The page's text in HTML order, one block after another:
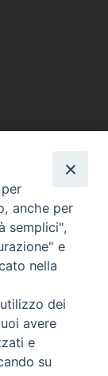
(NA)
anche per
semplici",
e
nella
dei
avere
e
su